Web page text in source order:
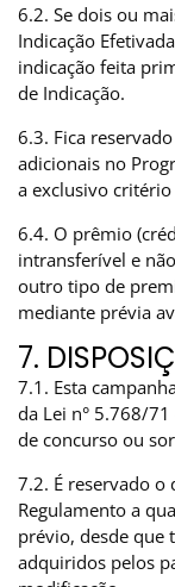
6.2. Se dois ou
Indicação
indicação feita
de Indicação.
6.3. Fica
adicionais no
a exclusivo
6.4. O prêmio
intransferível e
outro tipo de
mediante prévia
7.
7.1. Esta
da Lei n° 5.768/
de concurso ou
7.2. É reservado o
Regulamento a
prévio, desde que
adquiridos pelos